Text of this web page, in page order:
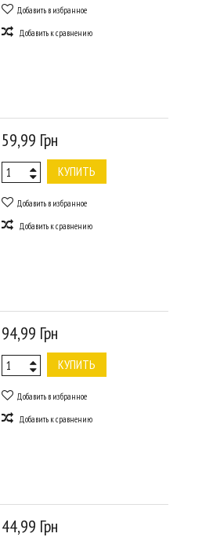
Добавить в избранное
Добавить к сравнению
59,99 Грн
КУПИТЬ
Добавить в избранное
Добавить к сравнению
94,99 Грн
КУПИТЬ
Добавить в избранное
Добавить к сравнению
44,99 Грн